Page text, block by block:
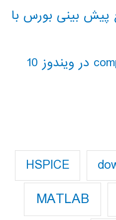
پیش بینی بورس با
HSPICE
MATLAB